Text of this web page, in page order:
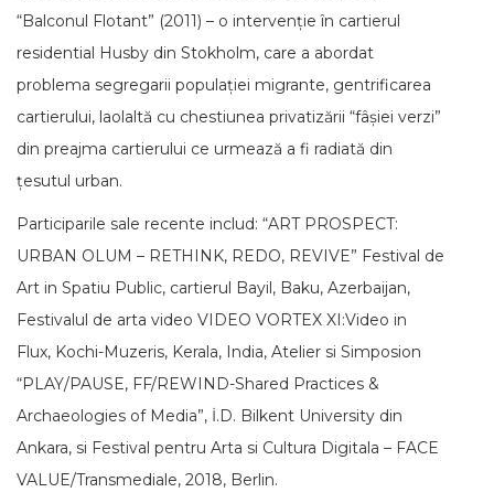
“Balconul Flotant” (2011) – o intervenție în cartierul
residential Husby din Stokholm, care a abordat
problema segregarii populației migrante, gentrificarea
cartierului, laolaltă cu chestiunea privatizării “fâșiei verzi”
din preajma cartierului ce urmează a fi radiată din
țesutul urban.
Participarile sale recentе includ: “ART PROSPECT:
URBAN OLUM – RETHINK, REDO, REVIVE” Festival de
Art in Spatiu Public, cartierul Bayil, Baku, Azerbaijan,
Festivalul de arta video VIDEO VORTEX XI:Video in
Flux, Kochi-Muzeris, Kerala, India, Atelier si Simposion
“PLAY/PAUSE, FF/REWIND-Shared Practices &
Archaeologies of Media”, İ.D. Bilkent University din
Ankara, si Festival pentru Arta si Cultura Digitala – FACE
VALUE/Transmediale, 2018, Berlin.